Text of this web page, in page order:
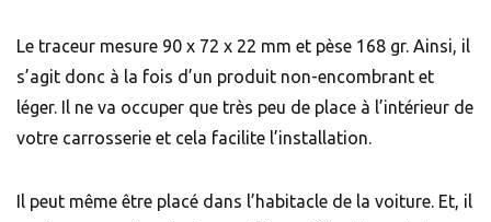
Le traceur mesure 90 x 72 x 22 mm et pèse 168 gr. Ainsi, il
s’agit donc à la fois d’un produit non-encombrant et
léger. Il ne va occuper que très peu de place à l’intérieur de
votre carrosserie et cela facilite l’installation.
Il peut même être placé dans l’habitacle de la voiture. Et, il